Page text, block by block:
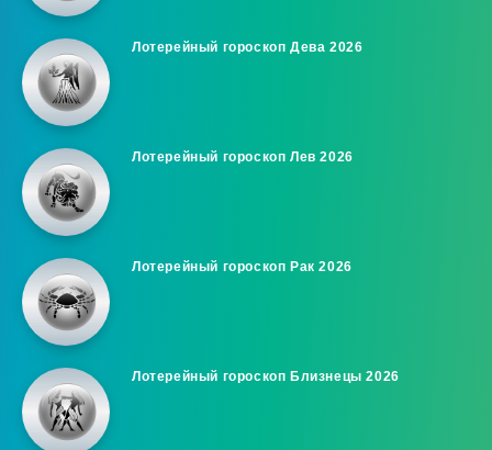
Лотерейный гороскоп Дева 2026
Лотерейный гороскоп Лев 2026
Лотерейный гороскоп Рак 2026
Лотерейный гороскоп Близнецы 2026